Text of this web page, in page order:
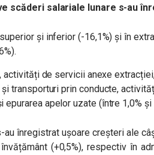
scăderi salariale lunare s-au
și inferior (-16,1%) și în
activități de servicii anexe
transporturi prin conducte,
epurarea apelor uzate (între 1,0% și
au înregistrat ușoare creșteri ale
(+0,5%), respectiv în